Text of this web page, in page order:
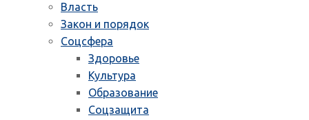
Власть
Закон и порядок
Соцсфера
Здоровье
Культура
Образование
Соцзащита